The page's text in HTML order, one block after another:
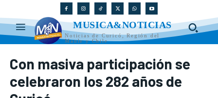
MUSICA&NOTICIAS
Noticias de Curicó, Región del
Maule y Chile
Con masiva participación se
celebraron los 282 años de